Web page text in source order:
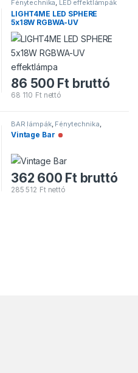
Fénytechnika, LED effektlámpák
LIGHT4ME LED SPHERE
5x18W RGBWA-UV
effektlámpa
Alacsony
86 500 Ftbruttó
68 110 Ftnettó
BAR lámpák, Fénytechnika
PAR/BAR lámpák
Vintage Bar Nincs raktáron
362 600 Ft bruttó
285 512 Ftnettó